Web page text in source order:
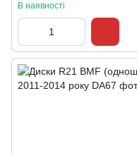
В наявності